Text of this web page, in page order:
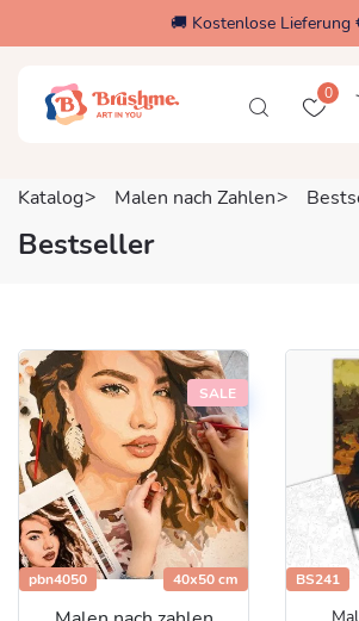
🚚 Kostenlose Lieferung
0
Katalog Malen nach Zahlen
Bestseller
SALE
pbn4050 40х50 cm BS241